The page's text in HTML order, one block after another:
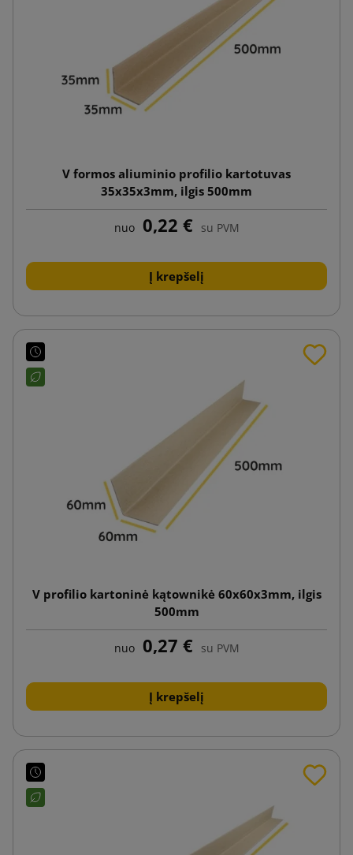
V formos aliuminio profilio kartotuvas
35x35x3mm, ilgis 500mm
nuo 0,22 € su PVM
Į krepšelį
V profilio kartoninė kątownikė 60x60x3mm, ilgis
500mm
nuo 0,27 € su PVM
Į krepšelį